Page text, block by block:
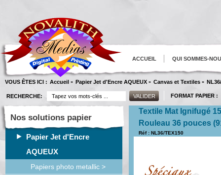
ACCUEIL QUI SOMMES-
VOUS ÊTES ICI : Accueil » Papier Jet d'Encre AQUEUX » Canvas et Textiles »
RECHERCHE: FORMAT PAPIER :
Nos solutions papier
Papier Jet d'Encre
AQUEUX
Papiers photo metallic >
Textile Mat Ignifugé
Rouleau 36 pouces
Réf : NL36/TEX150